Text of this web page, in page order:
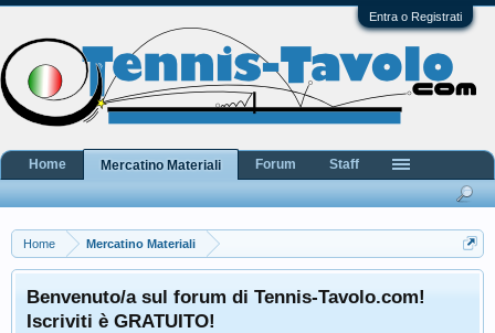
Entra o Registrati
Home Mercatino Materiali
Benvenuto/a sul forum di Tennis-Tavolo.com!
Iscriviti è GRATUITO!
Home Mercatino Materiali Forum Staff